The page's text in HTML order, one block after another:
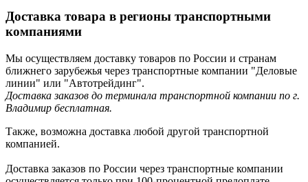
Доставка товара в регионы транспортными
компаниями
Мы осуществляем доставку товаров по России и странам
ближнего зарубежья через транспортные компании "Деловые
линии" или "Автотрейдинг".
Доставка заказов до терминала транспортной компании по г.
Владимир бесплатная.
Также, возможна доставка любой другой транспортной
компанией.
Доставка заказов по России через транспортные компании